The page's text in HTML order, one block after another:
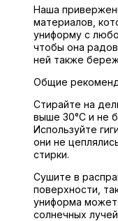
Наша
материалов,
униформу с
чтобы она
ней также
Общие
Стирайте на
выше 30°C и не
Используйте
они не
стирки.
Сушите в
поверхности,
униформа может
солнечных